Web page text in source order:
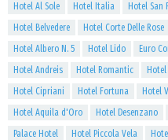
Hotel Al Sole
Hotel Italia Hotel San
Hotel Belvedere
Hotel Corte Delle Rose
Hotel Albero N. 5
Hotel Lido Euro
Hotel Andreis
Hotel Romantic
Hotel Cipriani
Hotel Fortuna Hotel
Hotel Aquila d'Oro
Hotel Desenzano
Palace Hotel
Hotel Piccola Vela